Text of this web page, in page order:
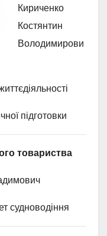
Кириченко
Костянтин
Володимирови
підготовки
товариства
судноводіння